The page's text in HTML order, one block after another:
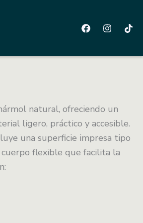
natural, ofreciendo un
ligero, práctico y accesible.
una superficie impresa tipo
flexible que facilita la